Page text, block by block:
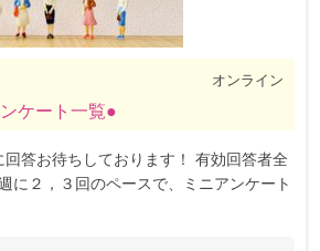
オンライン
ケート一覧●
答お待ちしております！ 有効回答者全
に２，３回のペースで、ミニアンケート